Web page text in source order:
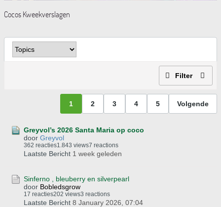
Cocos Kweekverslagen
Filter
1 2 3 4 5 Volgende
Greyvol’s 2026 Santa Maria op coco
door Greyvol
362 reacties1.843 views7 reactions
Laatste Bericht 1 week geleden
Sinferno , bleuberry en silverpearl
door Bobledsgrow
17 reacties202 views3 reactions
Laatste Bericht 8 January 2026, 07:04